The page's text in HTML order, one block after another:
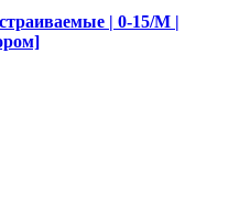
| 0-15/М |